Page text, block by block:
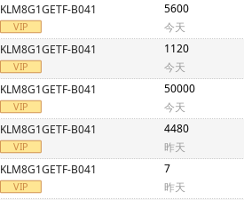
KLM8G1GETF-B041
5600
今天
KLM8G1GETF-B041
1120
今天
KLM8G1GETF-B041
50000
今天
KLM8G1GETF-B041
4480
昨天
KLM8G1GETF-B041
7
昨天